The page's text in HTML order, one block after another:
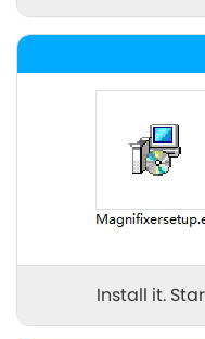
Install it.